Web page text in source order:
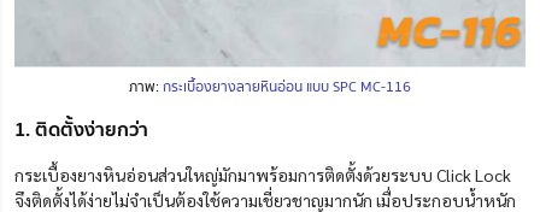
ภาพ:กระเบื้องยางลายหินอ่อน แบบ SPC MC-116
1. ติดตั้งง่ายกว่า
กระเบื้องยางหินอ่อนส่วนใหญ่มักมาพร้อมการติดตั้งด้วยระบบ Click Lock
จึงติดตั้งได้ง่ายไม่จำเป็นต้องใช้ความเชี่ยวชาญมากนัก เมื่อประกอบน้ำหนัก